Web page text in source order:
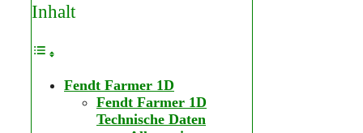
Inhalt
Fendt Farmer 1D
Fendt Farmer 1D
Technische Daten